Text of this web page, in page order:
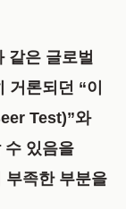
같은 글로벌
론되던 “이
Test)”와
수 있음을
부족한 부분을